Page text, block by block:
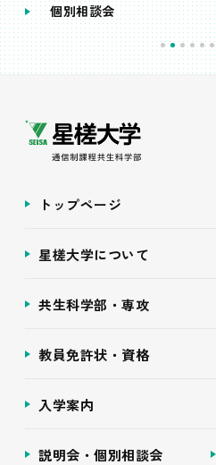
個別相談会
トップページ
星槎大学について
共生科学部・専攻
教員免許状・資格
入学案内
説明会・個別相談会